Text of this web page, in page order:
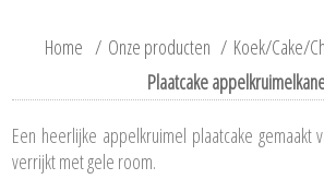
Home / Onze producten / Koek/Cake/
Plaatcake
Een heerlijke appelkruimel plaatcake gemaakt
verrijkt met gele room.